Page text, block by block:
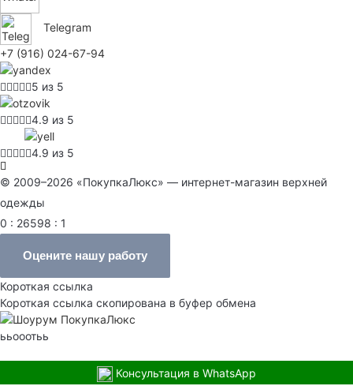
Telegram
+7 (916) 024-67-94
5 из 5
4.9 из 5
4.9 из 5
© 2009–2026 «ПокупкаЛюкс» — интернет-магазин верхней
одежды
0 : 26598 : 1
Оцените нашу работу
Короткая ссылка
Короткая ссылка скопирована в буфер обмена
ььооотьь
Консультация в WhatsApp